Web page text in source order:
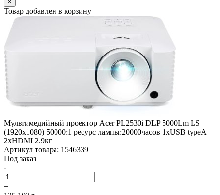
×
Товар добавлен в корзину
Мультимедийный проектор Acer PL2530i DLP 5000Lm LS
(1920x1080) 50000:1 ресурс лампы:20000часов 1xUSB typeA
2xHDMI 2.9кг
Артикул товара: 1546339
Под заказ
-
+